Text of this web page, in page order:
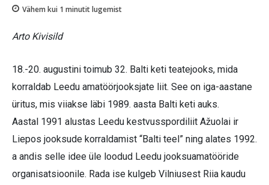
Vähem kui 1 minutit lugemist
Arto Kivisild
18.-20. augustini toimub 32. Balti keti teatejooks, mida
korraldab Leedu amatöörjooksjate liit. See on iga-aastane
üritus, mis viiakse läbi 1989. aasta Balti keti auks.
Aastal 1991 alustas Leedu kestvusspordiliit Ažuolai ir
Liepos jooksude korraldamist “Balti teel” ning alates 1992.
a andis selle idee üle loodud Leedu jooksuamatööride
organisatsioonile. Rada ise kulgeb Vilniusest Riia kaudu